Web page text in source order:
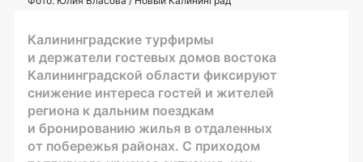
Калининградские турфирмы
и держатели гостевых домов востока
Калининградской области фиксируют
снижение интереса гостей и жителей
региона к дальним поездкам
и бронированию жилья в отдаленных
от побережья районах. С приходом